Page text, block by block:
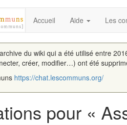
Accueil Aide Les
du wiki qui a été utilisé entre
créer, modifier…) ont été
https://chat.lescommuns.org/
pour «